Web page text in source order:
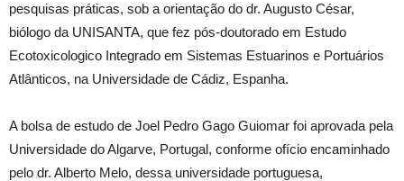
pesquisas práticas, sob a orientação do dr. Augusto César,
biólogo da UNISANTA, que fez pós-doutorado em Estudo
Ecotoxicologico Integrado em Sistemas Estuarinos e Portuários
Atlânticos, na Universidade de Cádiz, Espanha.
A bolsa de estudo de Joel Pedro Gago Guiomar foi aprovada pela
Universidade do Algarve, Portugal, conforme ofício encaminhado
pelo dr. Alberto Melo, dessa universidade portuguesa,